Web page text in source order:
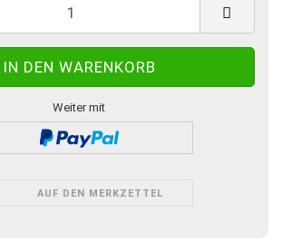
Weiter mit
AUF DEN MERKZETTEL